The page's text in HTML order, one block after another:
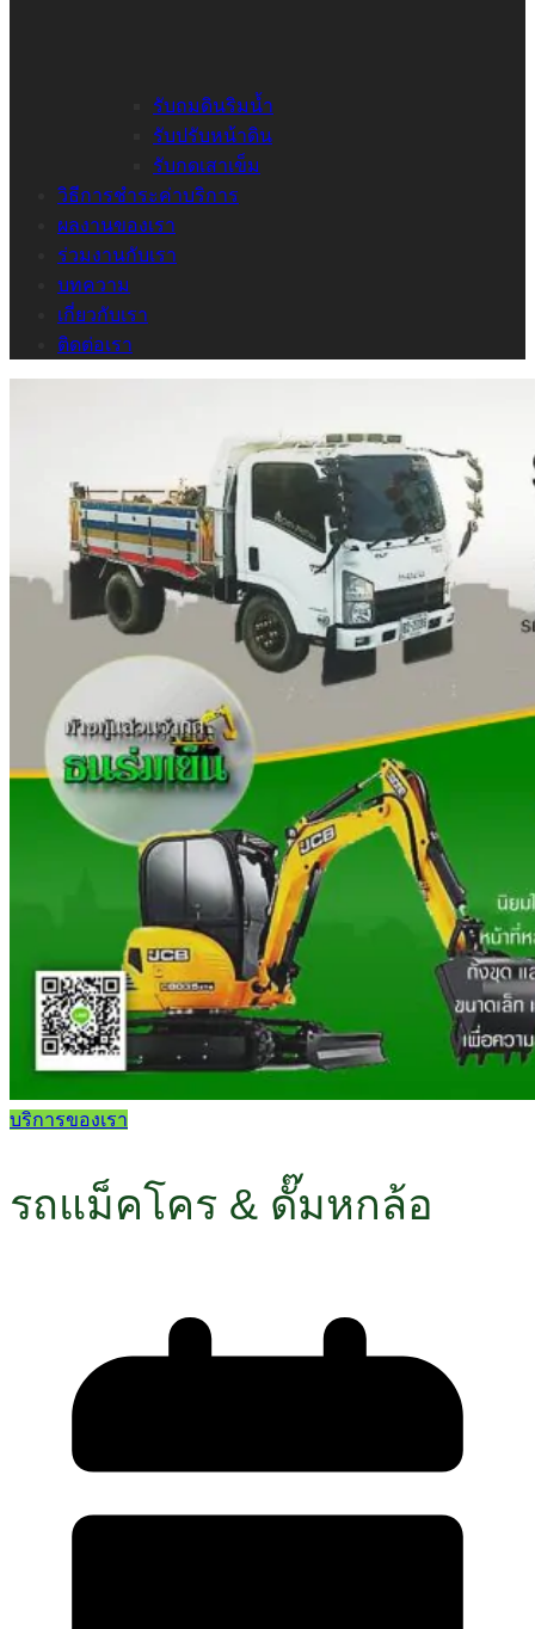
รับถมดินริมน้ำ
รับปรับหน้าดิน
รับกดเสาเข็ม
วิธีการชำระค่าบริการ
ผลงานของเรา
ร่วมงานกับเรา
บทความ
เกี่ยวกับเรา
ติดต่อเรา
บริการของเรา
รถแม็คโคร & ดั๊มหกล้อ